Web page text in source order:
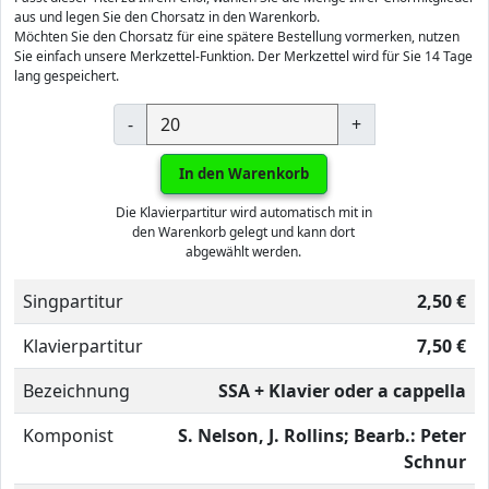
aus und legen Sie den Chorsatz in den Warenkorb.
Möchten Sie den Chorsatz für eine spätere Bestellung vormerken, nutzen
Sie einfach unsere Merkzettel-Funktion. Der Merkzettel wird für Sie 14 Tage
lang gespeichert.
- +
In den Warenkorb
Die Klavierpartitur wird automatisch mit in
den Warenkorb gelegt und kann dort
abgewählt werden.
Singpartitur
2,50 €
Klavierpartitur
7,50 €
Bezeichnung
SSA + Klavier oder a cappella
Komponist
S. Nelson, J. Rollins; Bearb.: Peter
Schnur